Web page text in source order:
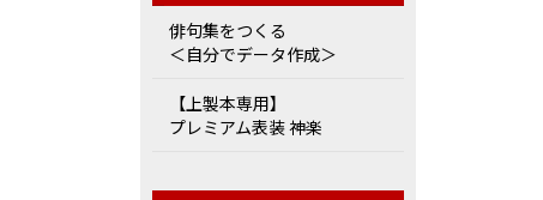
俳句集をつくる
＜自分でデータ作成＞
【上製本専用】
プレミアム表装 神楽